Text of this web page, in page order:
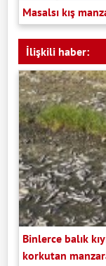
Masalsı kış
İlişkili haber:
Binlerce balık
korkutan